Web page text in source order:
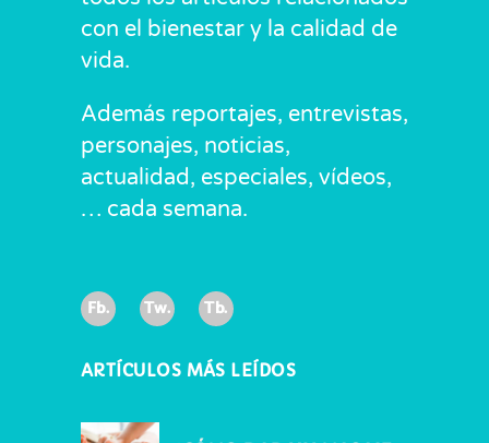
con el bienestar y la calidad de
vida.
Además reportajes, entrevistas,
personajes, noticias,
actualidad, especiales, vídeos,
… cada semana.
Fb. Tw. Tb.
ARTÍCULOS MÁS LEÍDOS